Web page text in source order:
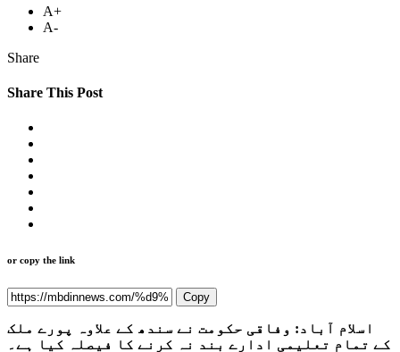
A+
A-
Share
Share This Post
or copy the link
Copy
اسلام آباد: وفاقی حکومت نے سندھ کے علاوہ پورے ملک
کے تمام تعلیمی ادارے بند نہ کرنے کا فیصلہ کیا ہے۔